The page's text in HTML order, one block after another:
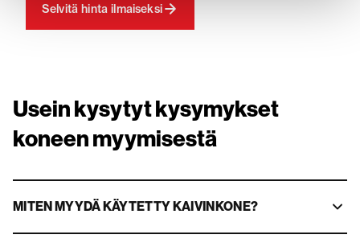
Selvitä hinta ilmaiseksi
Usein kysytyt kysymykset
koneen myymisestä
MITEN MYYDÄ KÄYTETTY KAIVINKONE?